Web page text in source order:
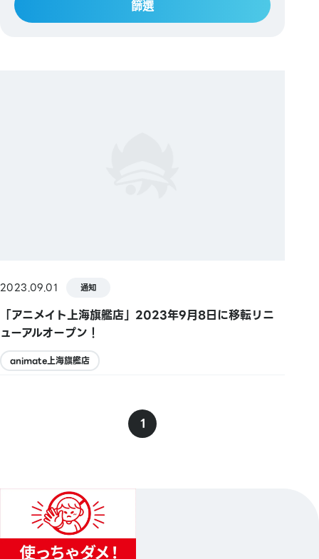
篩選
2023.09.01 通知
「アニメイト上海旗艦店」2023年9月8日に移転リニ
ューアルオープン！
animate上海旗艦店
1